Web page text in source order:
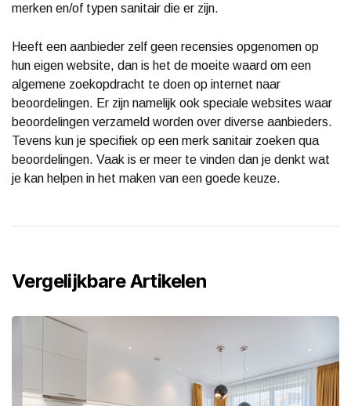
merken en/of typen sanitair die er zijn.
Heeft een aanbieder zelf geen recensies opgenomen op
hun eigen website, dan is het de moeite waard om een
algemene zoekopdracht te doen op internet naar
beoordelingen. Er zijn namelijk ook speciale websites waar
beoordelingen verzameld worden over diverse aanbieders.
Tevens kun je specifiek op een merk sanitair zoeken qua
beoordelingen. Vaak is er meer te vinden dan je denkt wat
je kan helpen in het maken van een goede keuze.
Vergelijkbare Artikelen